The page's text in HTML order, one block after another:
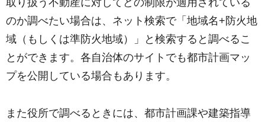
取り扱う不動産に対してどの制限が適用されている
のか調べたい場合は、ネット検索で「地域名+防火地
域（もしくは準防火地域）」と検索すると調べるこ
とができます。各自治体のサイトでも都市計画マッ
プを公開している場合もあります。
また役所で調べるときには、都市計画課や建築指導